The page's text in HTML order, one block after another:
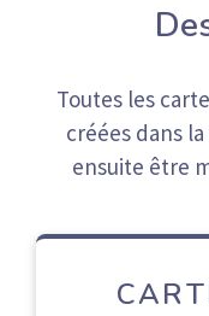
Toutes les
créées dans
ensuite être